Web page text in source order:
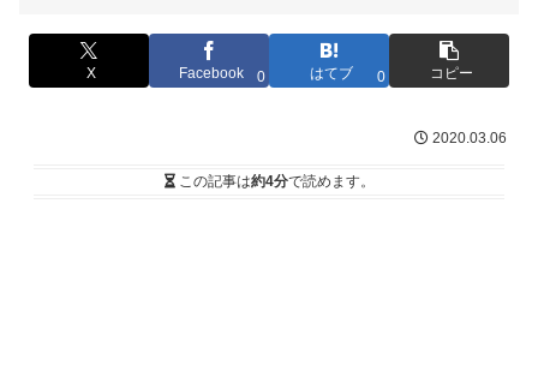
X Facebook 0 はてブ 0 コピー
2020.03.06
この記事は約4分で読めます。